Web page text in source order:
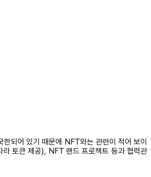
되어 있기 때문에 NFT와는 관련이 적어 보이
토큰 제공), NFT 랜드 프로젝트 등과 협력관